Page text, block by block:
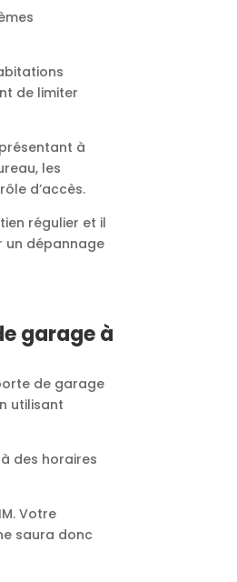
de limiter
à
les
d’accès.
régulier et il
un dépannage
garage à
de garage
utilisant
des horaires
Votre
saura donc